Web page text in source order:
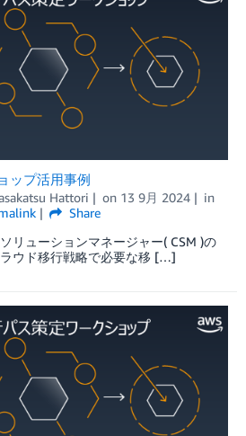
ップ活用事例
Hattori on 13 9月 2024
in
Share
リューションマネージャー( CSM )の
ウド移行戦略で必要な移 […]